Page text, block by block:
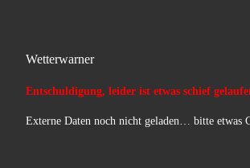
Wetterwarner
Entschuldigung, leider ist etwas schief
Externe Daten noch nicht geladen… bitte etwas